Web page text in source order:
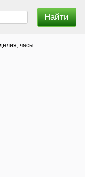
часы